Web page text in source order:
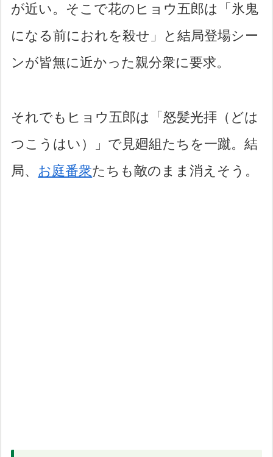
が近い。そこで花のヒョウ五郎は「氷鬼
になる前におれを殺せ」と結局登場シー
ンが皆無に近かった親分衆に要求。
それでもヒョウ五郎は「怒髪光拝（どは
つこうはい）」で見廻組たちを一蹴。結
局、 お庭番衆たちも敵のまま消えそう。